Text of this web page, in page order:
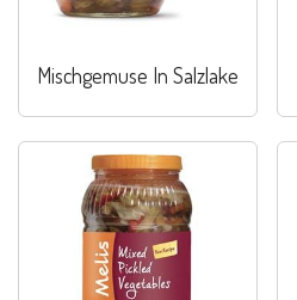
Mischgemuse In Salzlake